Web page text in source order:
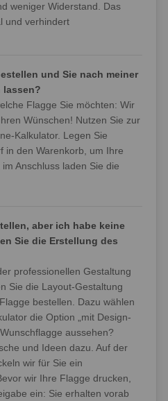
weniger Widerstand. Das
und verhindert
und Sie nach meiner
lassen?
Flagge Sie möchten: Wir
Wünschen! Nutzen Sie zur
Kalkulator. Legen Sie
in den Warenkorb, um Ihre
Anschluss laden Sie die
aber ich habe keine
Sie die Erstellung des
professionellen Gestaltung
Sie die Layout-Gestaltung
bestellen. Dazu wählen
die Option „mit Design-
aussehen?
und Ideen dazu. Auf der
wir für Sie ein
wir Ihre Flagge drucken,
ein: Sie erhalten vorab